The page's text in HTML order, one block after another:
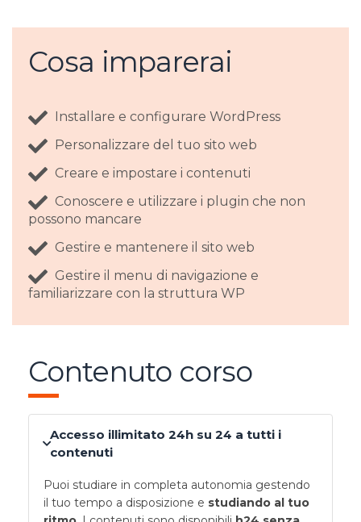
Cosa imparerai
Installare e configurare WordPress
Personalizzare del tuo sito web
Creare e impostare i contenuti
Conoscere e utilizzare i plugin che non
possono mancare
Gestire e mantenere il sito web
Gestire il menu di navigazione e
familiarizzare con la struttura WP
Contenuto corso
Accesso illimitato 24h su 24 a tutti i
contenuti
Puoi studiare in completa autonomia gestendo
il tuo tempo a disposizione e studiando al tuo